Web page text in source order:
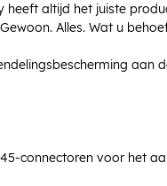
heeft altijd het juiste
Alles. Wat u
aan
connectoren voor het